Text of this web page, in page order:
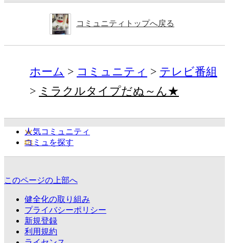
コミュニティトップへ戻る
ホーム コミュニティ
テレビ番組
ミラクルタイプだぬ～ん★
人気コミュニティ
コミュを探す
このページの上部へ
健全化の取り組み
プライバシーポリシー
新規登録
利用規約